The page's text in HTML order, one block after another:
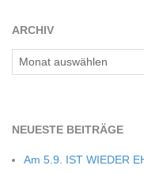
ARCHIV
Archiv
NEU­ESTE BEITRÄGE
Am 5.9. IST WIEDER